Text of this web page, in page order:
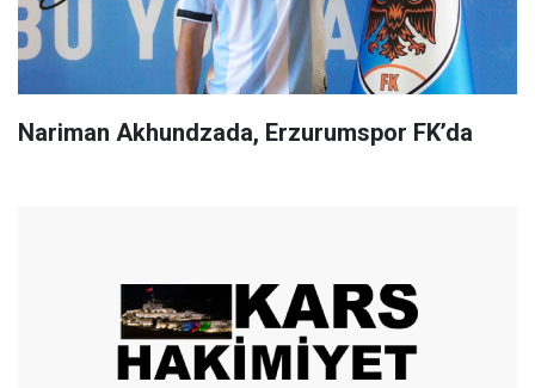
Nariman Akhundzada, Erzurumspor FK’da